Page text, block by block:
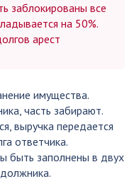
заблокированы все
на 50%.
арест
имущества.
часть забирают.
выручка передается
ответчика.
быть заполнены в двух